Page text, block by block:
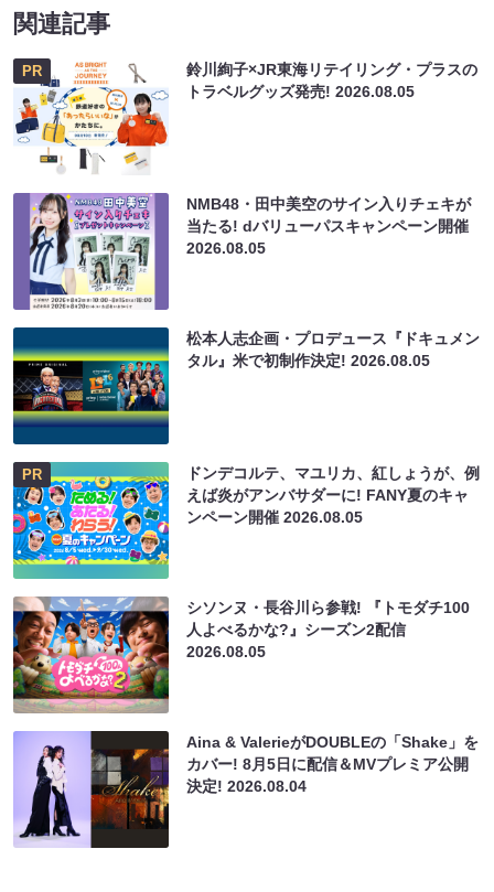
関連記事
PR
鈴川絢子×JR東海リテイリング・プラスの
トラベルグッズ発売!2026.08.05
NMB48・田中美空のサイン入りチェキが
当たる! dバリューパスキャンペーン開催
2026.08.05
松本人志企画・プロデュース『ドキュメン
タル』米で初制作決定!2026.08.05
PR
ドンデコルテ、マユリカ、紅しょうが、例
えば炎がアンバサダーに! FANY夏のキャ
ンペーン開催2026.08.05
シソンヌ・長谷川ら参戦! 『トモダチ100
人よべるかな?』シーズン2配信
2026.08.05
Aina & ValerieがDOUBLEの「Shake」を
カバー! 8月5日に配信＆MVプレミア公開
決定!2026.08.04